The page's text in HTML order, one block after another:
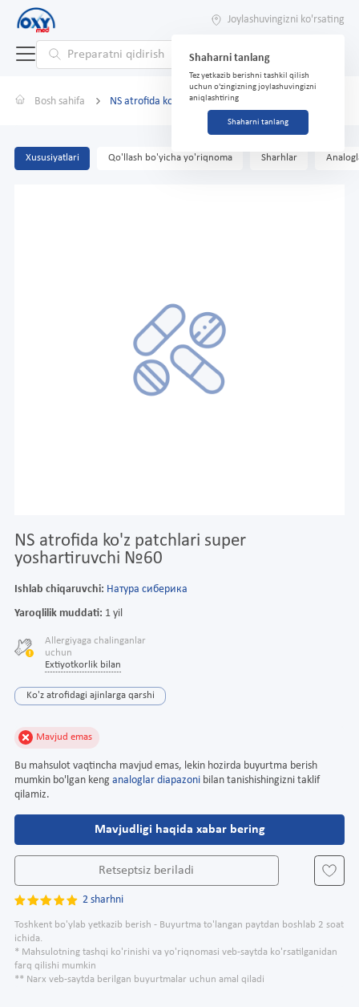
Joylashuvingizni ko'rsating
Shaharni tanlang
Tez yetkazib berishni tashkil qilish
uchun o'zingizning joylashuvingizni
aniqlashtiring
Shaharni tanlang
Bosh sahifa NS atrofida ko'z patchlari super yoshartiruvchi №60
Xususiyatlari Qo'llash bo'yicha yo'riqnoma Sharhlar
NS atrofida ko'z patchlari super
yoshartiruvchi №60
Ishlab chiqaruvchi: Натура сиберика
Yaroqlilik muddati: 1 yil
Allergiyaga chalinganlar
uchun
Extiyotkorlik bilan
Ko'z atrofidagi ajinlarga qarshi
Mavjud emas
Bu mahsulot vaqtincha mavjud emas, lekin hozirda buyurtma berish
mumkin bo'lgan keng analoglar diapazoni bilan tanishishingizni taklif
qilamiz.
Mavjudligi haqida xabar bering
Retseptsiz beriladi
2 sharhni
Toshkent bo'ylab yetkazib berish - Buyurtma to'langan paytdan boshlab 2 soat
ichida.
* Mahsulotning tashqi ko'rinishi va yo'riqnomasi veb-saytda ko'rsatilganidan
farq qilishi mumkin
** Narx veb-saytda berilgan buyurtmalar uchun amal qiladi